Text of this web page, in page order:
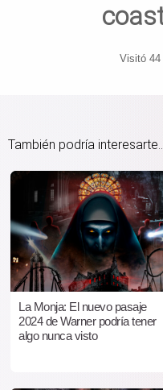
Visitó 44
También podría
La Monja: El nuevo pasaje
2024 de Warner podría tener
algo nunca visto